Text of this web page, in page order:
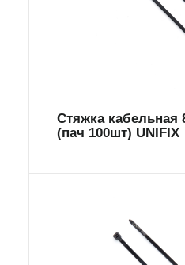
Стяжка кабельная
(пач 100шт) UNIFIX